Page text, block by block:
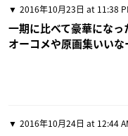
2016年10月23日 at 11:38
一期に比べて豪華になっ
オーコメや原画集いいな
2016年10月24日 at 12:44